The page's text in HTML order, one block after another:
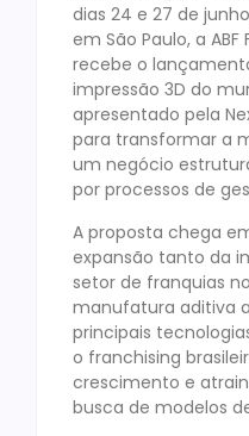
dias 24 e 27 de
em São Paulo, a ABF
recebe o
impressão 3D do
apresentado pela
para transformar a
um negócio
por processos de
A proposta chega
expansão tanto da
setor de franquias
manufatura aditiva
principais
o franchising
crescimento e
busca de modelos